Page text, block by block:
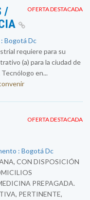
OFERTA DESTACADA
/
Bogotá Dc
requiere para su
(a) para la ciudad de
en...
OFERTA DESTACADA
: Bogotá Dc
CON DISPOSICIÓN
PREPAGADA.
PERTINENTE,